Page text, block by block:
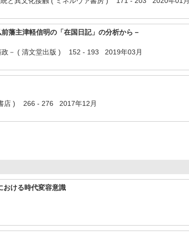
藩主津軽信明の「在国日記」の分析から－
政－ ( 清文堂出版 ) 152 - 193 2019年03月
店 ) 266 - 276 2017年12月
おける時代変容意識